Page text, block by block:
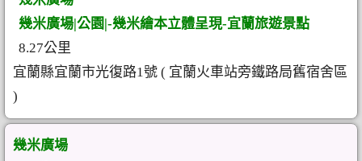
幾米廣場|公園|-幾米繪本立體呈現-宜蘭旅遊景點
8.27公里
宜蘭縣宜蘭市光復路1號 ( 宜蘭火車站旁鐵路局舊宿舍區
)
幾米廣場